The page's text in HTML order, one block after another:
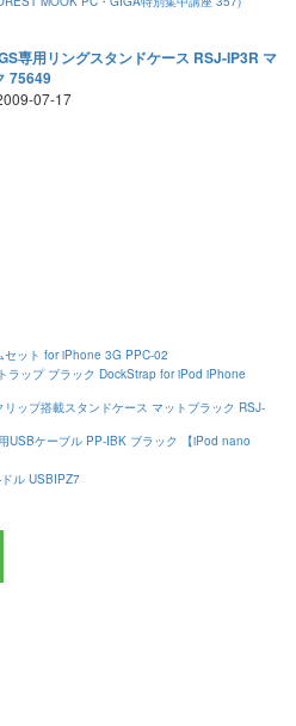
専用リングスタンドケース RSJ-IP3R マ
75649
07-17